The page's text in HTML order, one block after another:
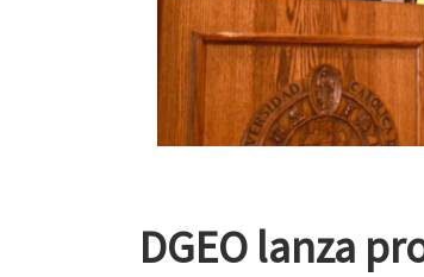
DGEO lanza